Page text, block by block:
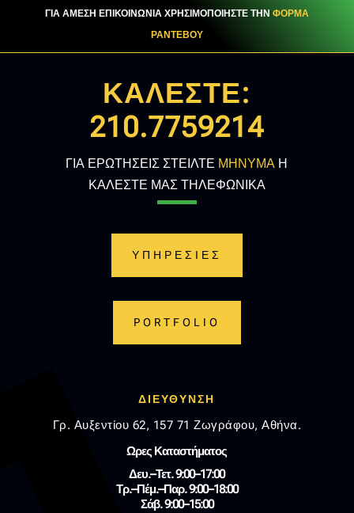
ΓΙΑ ΑΜΕΣΗ ΕΠΙΚΟΙΝΩΝΙΑ ΧΡΗΣΙΜΟΠΟΙΗΣΤΕ ΤΗΝ ΦΟΡΜΑ
ΡΑΝΤΕΒΟΥ
ΚΑΛΕΣΤΕ:
210.7759214
ΓΙΑ ΕΡΩΤΗΣΕΙΣ ΣΤΕΙΛΤΕ ΜΗΝΥΜΑ Η
ΚΑΛΕΣΤΕ ΜΑΣ ΤΗΛΕΦΩΝΙΚΑ
ΥΠΗΡΕΣΙΕΣ
PORTFOLIO
ΔΙΕΥΘΥΝΣΗ
Γρ. Αυξεντίου 62, 157 71 Ζωγράφου, Αθήνα.
Ωρες Καταστήματος
Δευ.–Τετ. 9:00–17:00
Τρ.–Πέμ.–Παρ. 9:00–18:00
Σάβ. 9:00–15:00